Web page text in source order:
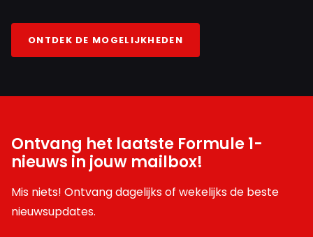
ONTDEK DE MOGELIJKHEDEN
Ontvang het laatste Formule 1-
nieuws in jouw mailbox!
Mis niets! Ontvang dagelijks of wekelijks de beste
nieuwsupdates.